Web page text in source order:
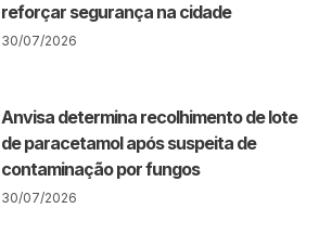
reforçar segurança na cidade
30/07/2026
Anvisa determina recolhimento de lote
de paracetamol após suspeita de
contaminação por fungos
30/07/2026